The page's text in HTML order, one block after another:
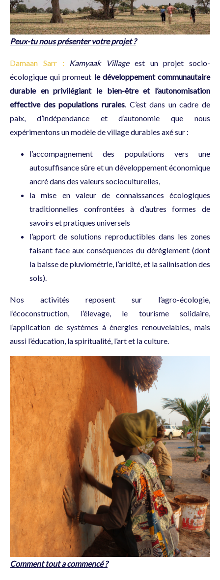
Peux-tu nous présenter votre projet ?
Damaan Sarr : Kamyaak Villageest un projet socio-
écologique qui promeut le développement communautaire
durable en privilégiant le bien-être et l’autonomisation
effective des populations rurales. C’est dans un cadre de
paix, d’indépendance et d’autonomie que nous
expérimentons un modèle de village durables axé sur :
l’accompagnement des populations vers une
autosuffisance sûre et un développement économique
ancré dans des valeurs socioculturelles,
la mise en valeur de connaissances écologiques
traditionnelles confrontées à d’autres formes de
savoirs et pratiques universels
l’apport de solutions reproductibles dans les zones
faisant face aux conséquences du dérèglement (dont
la baisse de pluviométrie, l’aridité, et la salinisation des
sols).
Nos activités reposent sur l’agro-écologie,
l’écoconstruction, l’élevage, le tourisme solidaire,
l’application de systèmes à énergies renouvelables, mais
aussi l’éducation, la spiritualité, l’art et la culture.
Comment tout a commencé ?